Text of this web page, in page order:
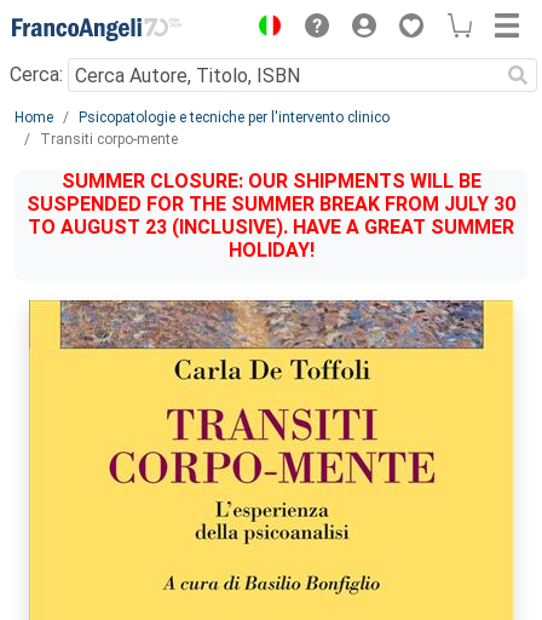
Menu
Cerca:
Main content
Home
Psicopatologie e tecniche per l'intervento clinico
Transiti corpo-mente
SUMMER CLOSURE: OUR SHIPMENTS WILL BE
SUSPENDED FOR THE SUMMER BREAK FROM JULY 30
TO AUGUST 23 (INCLUSIVE). HAVE A GREAT SUMMER
HOLIDAY!